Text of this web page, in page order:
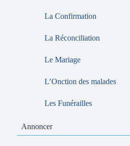
La Confirmation
La Réconciliation
Le Mariage
L’Onction des malades
Les Funérailles
Annoncer